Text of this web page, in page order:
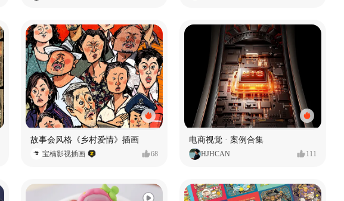
故事会风格《乡村爱情》插画
宝楠影视插画 68
电商视觉 · 案例合集
HJHCAN 111